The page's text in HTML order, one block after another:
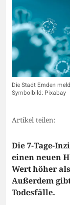
Die Stadt Emden
Symbolbild: Pixabay
Artikel teilen:
Die 7-Tage-
einen neuen
Wert höher
Außerdem
Todesfälle.